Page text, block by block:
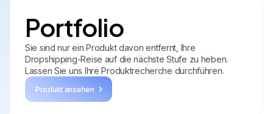
Portfolio
Sie sind nur ein Produkt davon entfernt, Ihre
Dropshipping-Reise auf die nächste Stufe zu heben.
Lassen Sie uns Ihre Produktrecherche durchführen.
Produkt ansehen